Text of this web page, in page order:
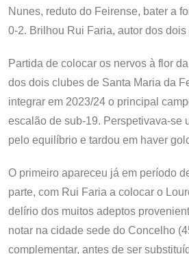
Nunes, reduto do Feirense, bater a
0-2. Brilhou Rui Faria, autor dos dois
Partida de colocar os nervos à flor
dos dois clubes de Santa Maria da
integrar em 2023/24 o principal
escalão de sub-19. Perspetivava-se
pelo equilíbrio e tardou em haver
O primeiro apareceu já em período
parte, com Rui Faria a colocar o
delírio dos muitos adeptos
notar na cidade sede do Concelho
complementar, antes de ser